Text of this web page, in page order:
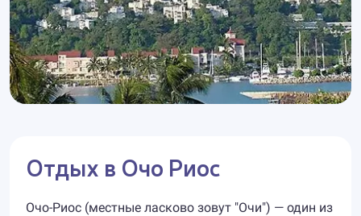
Отдых в Очо Риос
Очо-Риос (местные ласково зовут "Очи") — один из